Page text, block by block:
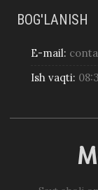
BOG'LANISH
E-mail:
Ish vaqti: